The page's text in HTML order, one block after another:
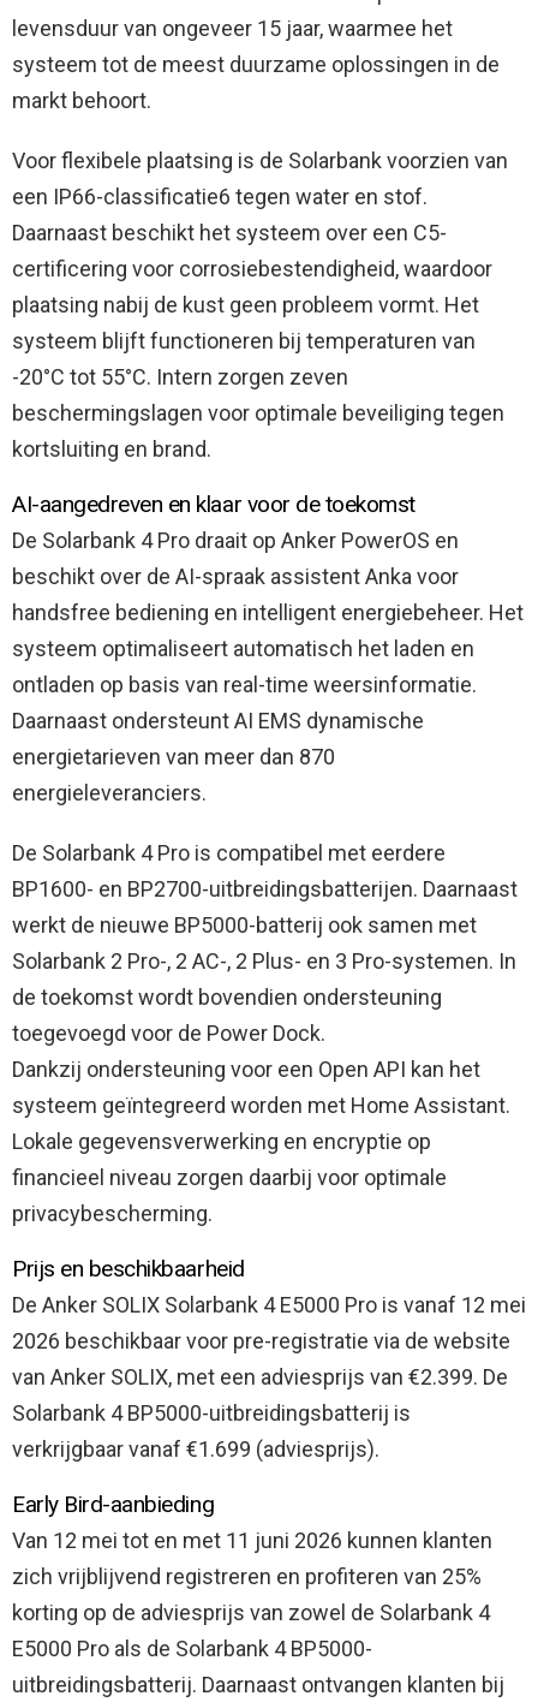
levensduur van ongeveer 15 jaar, waarmee het
systeem tot de meest duurzame oplossingen in de
markt behoort.
Voor flexibele plaatsing is de Solarbank voorzien van
een IP66-classificatie6 tegen water en stof.
Daarnaast beschikt het systeem over een C5-
certificering voor corrosiebestendigheid, waardoor
plaatsing nabij de kust geen probleem vormt. Het
systeem blijft functioneren bij temperaturen van
-20°C tot 55°C. Intern zorgen zeven
beschermingslagen voor optimale beveiliging tegen
kortsluiting en brand.
AI-aangedreven en klaar voor de toekomst
De Solarbank 4 Pro draait op Anker PowerOS en
beschikt over de AI-spraak assistent Anka voor
handsfree bediening en intelligent energiebeheer. Het
systeem optimaliseert automatisch het laden en
ontladen op basis van real-time weersinformatie.
Daarnaast ondersteunt AI EMS dynamische
energietarieven van meer dan 870
energieleveranciers.
De Solarbank 4 Pro is compatibel met eerdere
BP1600- en BP2700-uitbreidingsbatterijen. Daarnaast
werkt de nieuwe BP5000-batterij ook samen met
Solarbank 2 Pro-, 2 AC-, 2 Plus- en 3 Pro-systemen. In
de toekomst wordt bovendien ondersteuning
toegevoegd voor de Power Dock.
Dankzij ondersteuning voor een Open API kan het
systeem geïntegreerd worden met Home Assistant.
Lokale gegevensverwerking en encryptie op
financieel niveau zorgen daarbij voor optimale
privacybescherming.
Prijs en beschikbaarheid
De Anker SOLIX Solarbank 4 E5000 Pro is vanaf 12 mei
2026 beschikbaar voor pre-registratie via de website
van Anker SOLIX, met een adviesprijs van €2.399. De
Solarbank 4 BP5000-uitbreidingsbatterij is
verkrijgbaar vanaf €1.699 (adviesprijs).
Early Bird-aanbieding
Van 12 mei tot en met 11 juni 2026 kunnen klanten
zich vrijblijvend registreren en profiteren van 25%
korting op de adviesprijs van zowel de Solarbank 4
E5000 Pro als de Solarbank 4 BP5000-
uitbreidingsbatterij. Daarnaast ontvangen klanten bij